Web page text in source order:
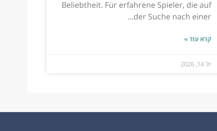
Beliebtheit. Für erfahrene Spieler, die auf
der Suche nach einer...
קרא עוד »
יול 14, 2026